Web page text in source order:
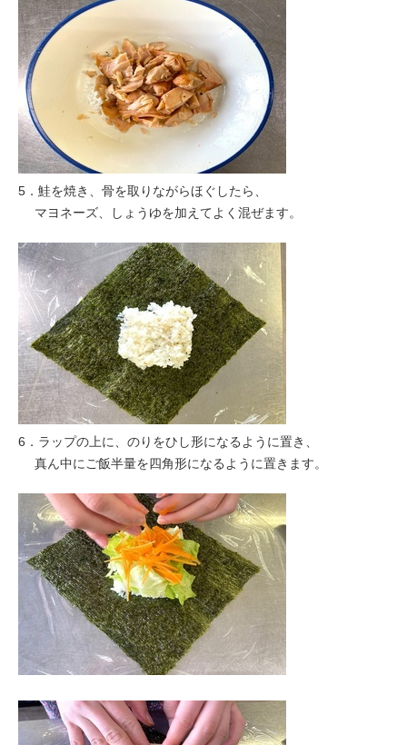
5．鮭を焼き、骨を取りながらほぐしたら、
マヨネーズ、しょうゆを加えてよく混ぜます。
6．ラップの上に、のりをひし形になるように置き、
真ん中にご飯半量を四角形になるように置きます。